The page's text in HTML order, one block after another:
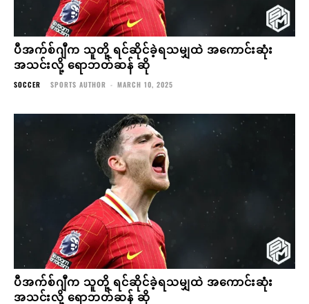
ပီအက်စ်ဂျီက သူတို့ ရင်ဆိုင်ခဲ့ရသမျှထဲ အကောင်းဆုံး
အသင်းလို့ ရောဘတ်ဆန် ဆို
SOCCER SPORTS AUTHOR - MARCH 10, 2025
ပီအက်စ်ဂျီက သူတို့ ရင်ဆိုင်ခဲ့ရသမျှထဲ အကောင်းဆုံး
အသင်းလို့ ရောဘတ်ဆန် ဆို